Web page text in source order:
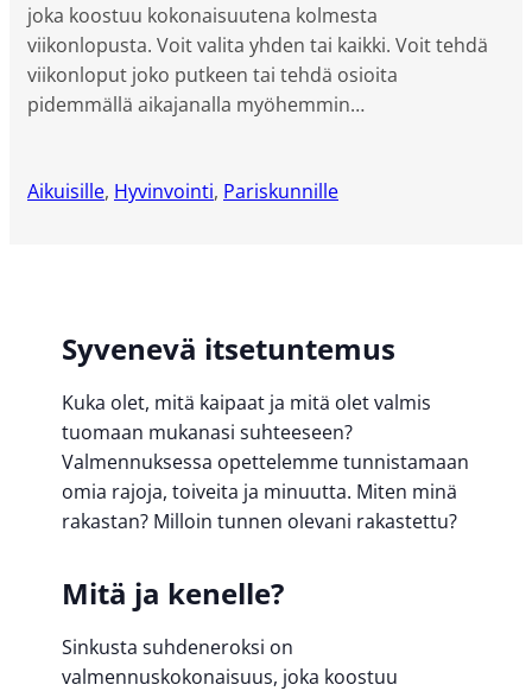
joka koostuu kokonaisuutena kolmesta
viikonlopusta. Voit valita yhden tai kaikki. Voit tehdä
viikonloput joko putkeen tai tehdä osioita
pidemmällä aikajanalla myöhemmin…
Aikuisille, Hyvinvointi, Pariskunnille
Syvenevä itsetuntemus
Kuka olet, mitä kaipaat ja mitä olet valmis
tuomaan mukanasi suhteeseen?
Valmennuksessa opettelemme tunnistamaan
omia rajoja, toiveita ja minuutta. Miten minä
rakastan? Milloin tunnen olevani rakastettu?
Mitä ja kenelle?
Sinkusta suhdeneroksi on
valmennuskokonaisuus, joka koostuu